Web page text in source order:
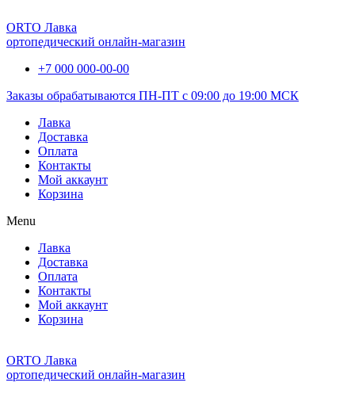
ORTO Лавка
ортопедический онлайн-магазин
+7 000 000-00-00
Заказы обрабатываются ПН-ПТ с 09:00 до 19:00 МСК
Лавка
Доставка
Оплата
Контакты
Мой аккаунт
Корзина
Menu
Лавка
Доставка
Оплата
Контакты
Мой аккаунт
Корзина
ORTO Лавка
ортопедический онлайн-магазин